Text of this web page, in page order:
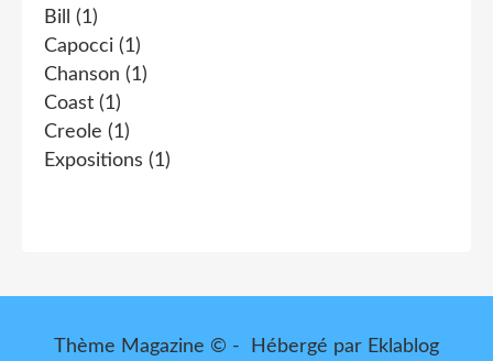
Bill
(1)
Capocci (1)
Chanson (1)
Coast (1)
Creole (1)
Expositions (1)
Thème Magazine © - Hébergé par Eklablog